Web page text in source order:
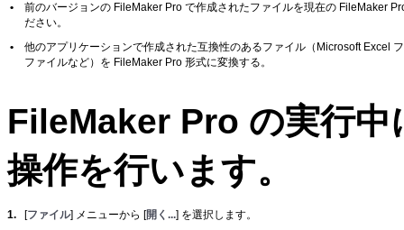
•
前のバージョンの FileMaker Pro で作成されたファイルを現在の FileMaker
ださい。
•
他のアプリケーションで作成された互換性のあるファイル（Microsoft Excel
ファイルなど）を FileMaker Pro 形式に変換する。
FileMaker Pro の実行中
操作を行います。
1. [ファイル] メニューから [開く...] を選択します。